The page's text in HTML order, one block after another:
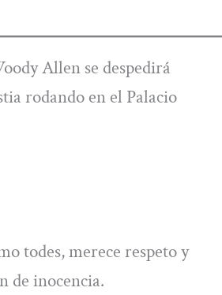
Allen se despedirá
rodando en el Palacio
todes, merece respeto y
de inocencia.